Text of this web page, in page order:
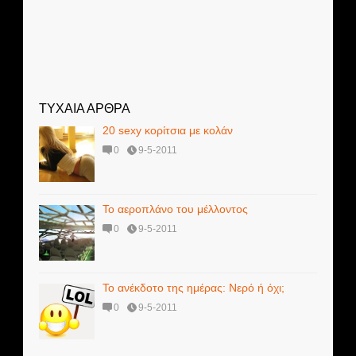
ΤΥΧΑΙΑ ΑΡΘΡΑ
20 sexy κορίτσια με κολάν
0 9-5-2011
Το αεροπλάνο του μέλλοντος
0 9-5-2011
Το ανέκδοτο της ημέρας: Νερό ή όχι;
0 9-5-2011